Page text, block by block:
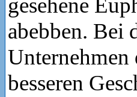
abebben. Bei
Unternehmen
besseren